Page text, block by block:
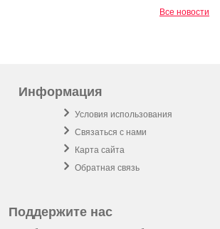
Все новости
Информация
Условия использования
Связаться с нами
Карта сайта
Обратная связь
Поддержите нас